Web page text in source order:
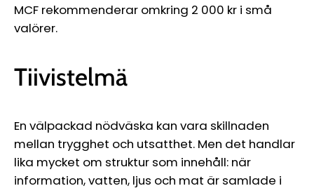
MCF rekommenderar omkring 2 000 kr i små
valörer.
Tiivistelmä
En välpackad nödväska kan vara skillnaden
mellan trygghet och utsatthet. Men det handlar
lika mycket om struktur som innehåll: när
information, vatten, ljus och mat är samlade i